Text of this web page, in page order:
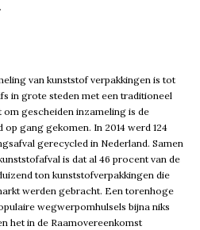
van kunststof verpakkingen is tot
in grote steden met een traditioneel
gescheiden inzameling is de
gang gekomen. In 2014 werd 124
gerecycled in Nederland. Samen
is dat al 46 procent van de
ton kunststofverpakkingen die
werden gebracht. Een torenhoge
wegwerpomhulsels bijna niks
het in de Raamovereenkomst